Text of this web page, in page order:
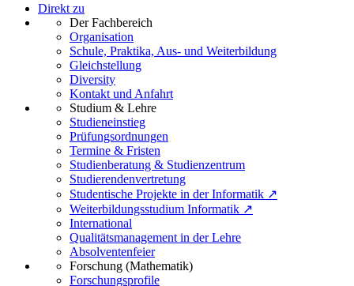
Direkt zu
Der Fachbereich
Organisation
Schule, Praktika, Aus- und Weiterbildung
Gleichstellung
Diversity
Kontakt und Anfahrt
Studium & Lehre
Studieneinstieg
Prüfungsordnungen
Termine & Fristen
Studienberatung & Studienzentrum
Studierendenvertretung
Studentische Projekte in der Informatik ↗
Weiterbildungsstudium Informatik ↗
International
Qualitätsmanagement in der Lehre
Absolventenfeier
Forschung (Mathematik)
Forschungsprofile